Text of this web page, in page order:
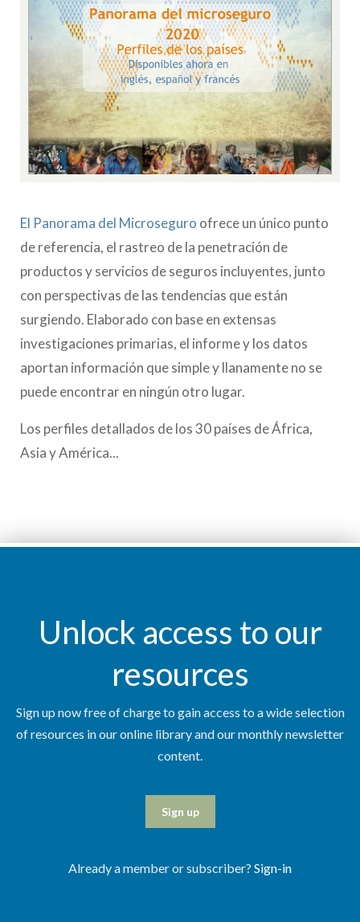
El Panorama del Microseguro ofrece un único punto
de referencia, el rastreo de la penetración de
productos y servicios de seguros incluyentes, junto
con perspectivas de las tendencias que están
surgiendo. Elaborado con base en extensas
investigaciones primarias, el informe y los datos
aportan información que simple y llanamente no se
puede encontrar en ningún otro lugar.
Los perfiles detallados de los 30 países de África,
Asia y América...
Unlock access to our
resources
Sign up now free of charge to gain access to a wide selection
of resources in our online library and our monthly newsletter
content.
Sign up
Already a member or subscriber? Sign-in